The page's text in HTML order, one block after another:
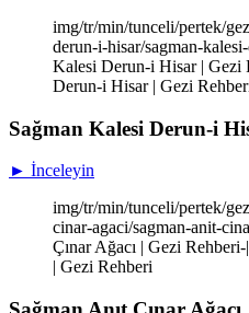
img/tr/min/tunceli/pertek/
derun-i-hisar/sagman-
Kalesi Derun-i Hisar | Gezi
Derun-i Hisar | Gezi
Sağman Kalesi Derun-i
► İnceleyin
img/tr/min/tunceli/pertek/
cinar-agaci/sagman-anit-
Çınar Ağacı | Gezi
| Gezi Rehberi